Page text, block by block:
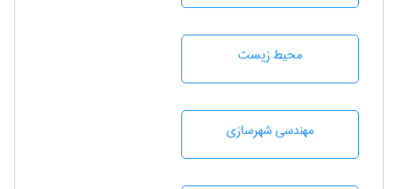
محيط زيست
مهندسی شهرسازی